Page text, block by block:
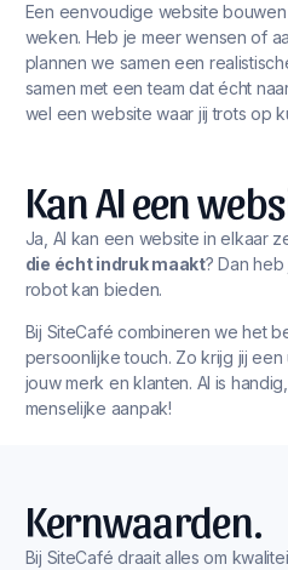
Een eenvoudige website
weken. Heb je meer wensen of
plannen we samen een
samen met een team dat écht
wel een website waar jij trots op
Kan AI een
Ja, AI kan een website in elkaar
die écht indruk maakt? Dan
robot kan bieden.
Bij SiteCafé combineren we het
persoonlijke touch. Zo krijg jij
jouw merk en klanten. AI is
menselijke aanpak!
Kernwaarden.
Bij SiteCafé draait alles om